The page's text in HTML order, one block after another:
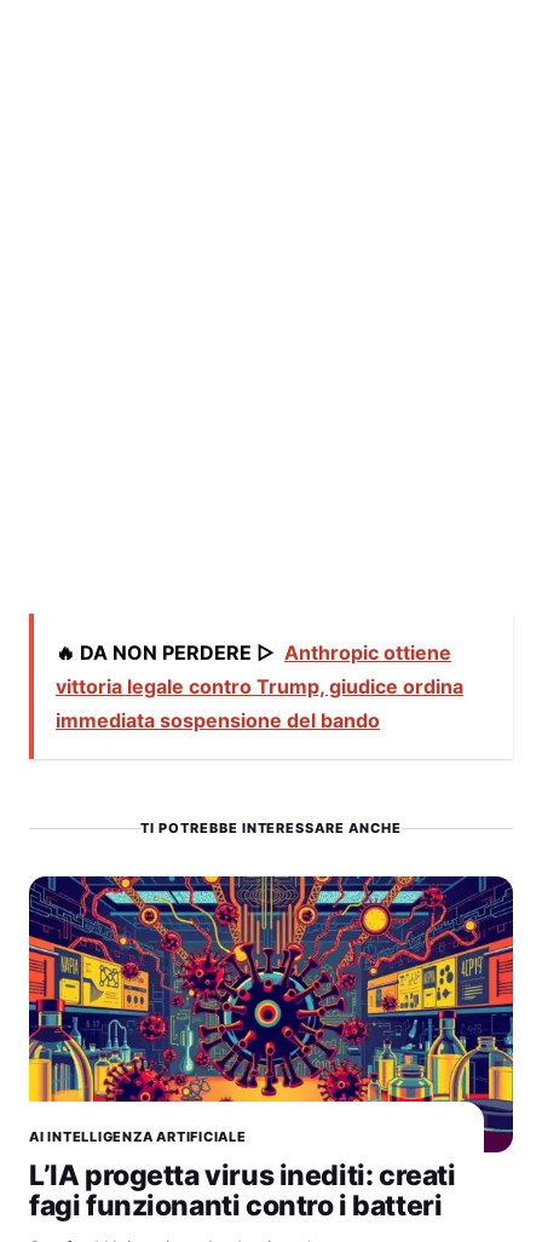
🔥 DA NON PERDERE ▷ Anthropic ottiene
vittoria legale contro Trump, giudice ordina
immediata sospensione del bando
TI POTREBBE INTERESSARE ANCHE
AI INTELLIGENZA ARTIFICIALE
L’IA progetta virus inediti: creati
fagi funzionanti contro i batteri